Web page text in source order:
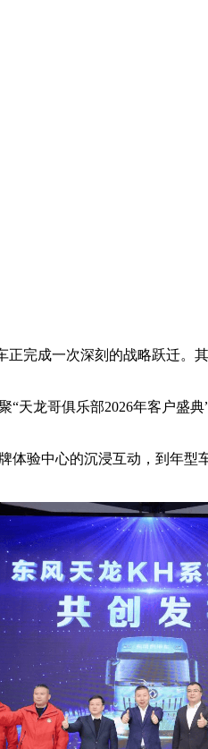
完成一次深刻的战略跃迁。
龙哥俱乐部2026年客户盛
验中心的沉浸互动，到年型